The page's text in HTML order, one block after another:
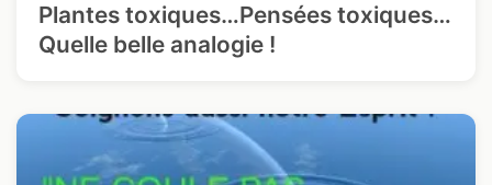
Plantes toxiques…Pensées toxiques…
Quelle belle analogie !